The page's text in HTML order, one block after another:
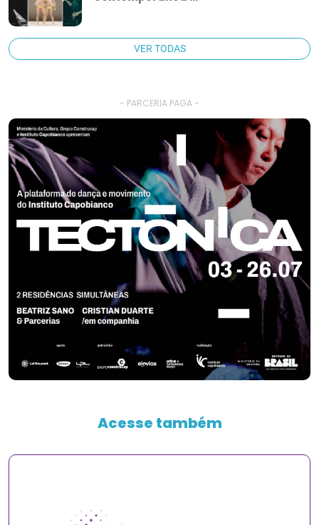
VER TODAS
- PARCERIA PAGA -
Acesse também